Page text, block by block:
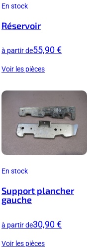
En stock
Réservoir
à partir de55,90 €
Voir les pièces
En stock
Support plancher
gauche
à partir de30,90 €
Voir les pièces